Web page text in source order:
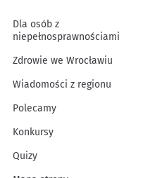
Dla osób z
niepełnosprawnościami
Zdrowie we Wrocławiu
Wiadomości z regionu
Polecamy
Konkursy
Quizy